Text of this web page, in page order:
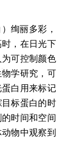
绚丽多彩，
，在日光下
可控制颜色
学研究，可
白用来标记
标蛋白的时
时间和空间
物中观察到